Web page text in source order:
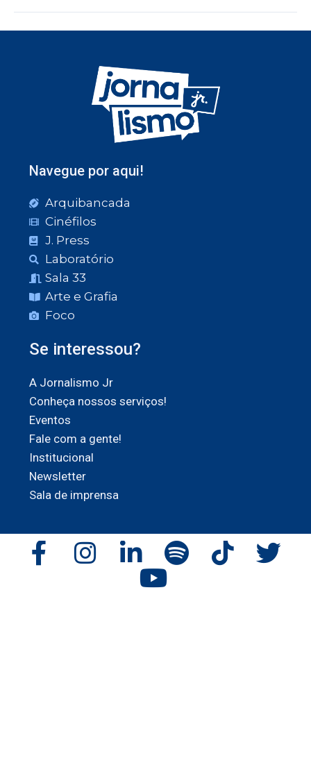
Navegue por aqui!
Arquibancada
Cinéfilos
J. Press
Laboratório
Sala 33
Arte e Grafia
Foco
Se interessou?
A Jornalismo Jr
Conheça nossos serviços!
Eventos
Fale com a gente!
Institucional
Newsletter
Sala de imprensa